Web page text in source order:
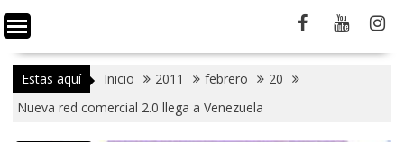
Estas aquí Inicio 2011 febrero
20
Nueva red comercial 2.0 llega a Venezuela